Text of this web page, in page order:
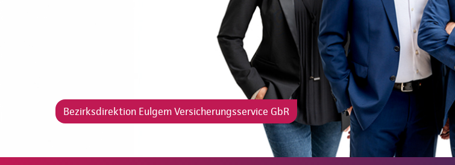
Bezirksdirektion Eulgem Versicherungsservice GbR